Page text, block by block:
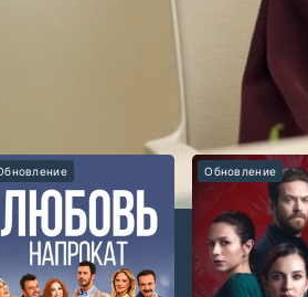
30 лет Дефне, построившая карьеру
заставляют её
Обновление